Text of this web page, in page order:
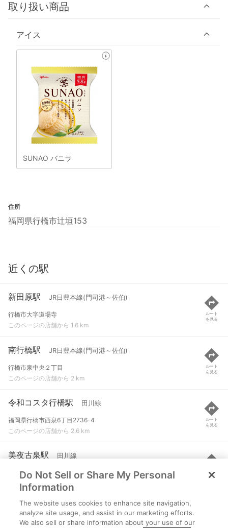
取り扱い商品
アイス
SUNAO バニラ
住所
福岡県行橋市辻垣153
近くの駅
新田原駅 JR日豊本線(門司港～佐伯)
行橋市大字道場寺
このページの店舗から 1.6 km
ルート
を見る
南行橋駅 JR日豊本線(門司港～佐伯)
行橋市泉中央２丁目
このページの店舗から 2 km
ルート
を見る
令和コスタ行橋駅 田川線
福岡県行橋市西泉6丁目2736-4
このページの店舗から 2.6 km
ルート
を見る
美夜古泉駅 田川線
行橋市大字福富
このページの店舗から 2.8 km
ルート
を見る
今川河童駅
行橋市大字流末
Do Not Sell or Share My Personal
Information
The website uses cookies to enhance site navigation,
analyze site usage, and assist in our marketing efforts.
We also sell or share information about your use of our